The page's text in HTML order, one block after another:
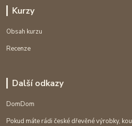
Kurzy
Obsah kurzu
Recenze
Další odkazy
DomDom
Pokud máte rádi české dřevěné výrobky,